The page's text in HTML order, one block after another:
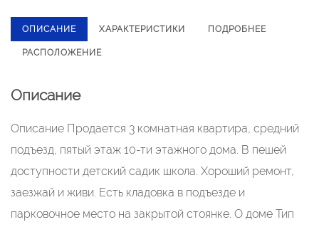
ОПИСАНИЕ ХАРАКТЕРИСТИКИ ПОДРОБНЕЕ
РАСПОЛОЖЕНИЕ
Описание
Описание Продается 3 комнатная квартира, средний
подъезд, пятый этаж 10-ти этажного дома. В пешей
доступности детский садик школа. Хороший ремонт,
заезжай и живи. Есть кладовка в подъезде и
парковочное место на закрытой стоянке. О доме Тип